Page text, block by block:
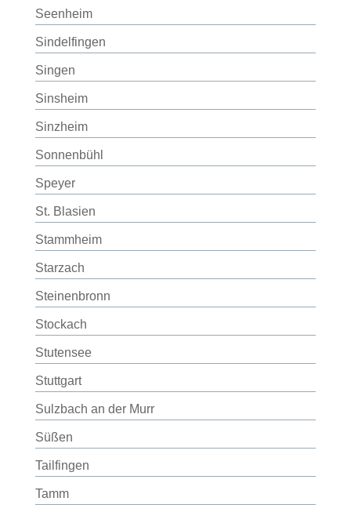
Seenheim
Sindelfingen
Singen
Sinsheim
Sinzheim
Sonnenbühl
Speyer
St. Blasien
Stammheim
Starzach
Steinenbronn
Stockach
Stutensee
Stuttgart
Sulzbach an der Murr
Süßen
Tailfingen
Tamm